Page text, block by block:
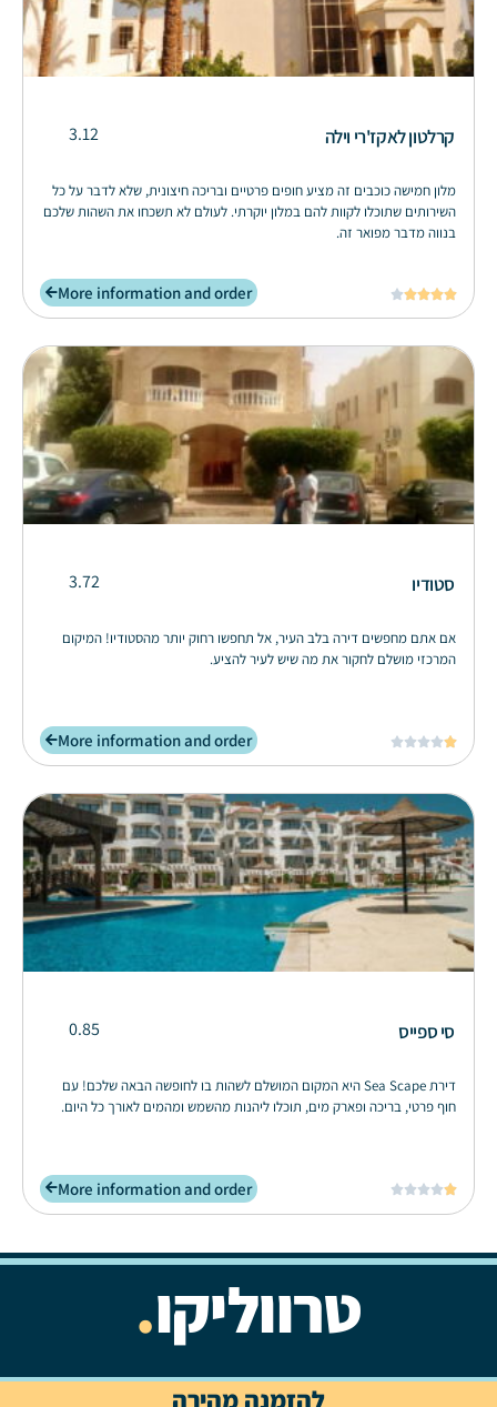
להזמנה מהירה
קרלטון לאקז'רי וילה 3.12
מלון חמישה כוכבים זה מציע חופים פרטיים ובריכה חיצונית, שלא לדבר על כל
השירותים שתוכלו לקוות להם במלון יוקרתי. לעולם לא תשכחו את השהות שלכם
בנווה מדבר מפואר זה.





More information and order
סטודיו 3.72
אם אתם מחפשים דירה בלב העיר, אל תחפשו רחוק יותר מהסטודיו! המיקום
המרכזי מושלם לחקור את מה שיש לעיר להציע.





More information and order
סי ספייס 0.85
דירת Sea Scape היא המקום המושלם לשהות בו לחופשה הבאה שלכם! עם
חוף פרטי, בריכה ופארק מים, תוכלו ליהנות מהשמש ומהמים לאורך כל היום.





More information and order
טרווליקו.
OTWDESIGN